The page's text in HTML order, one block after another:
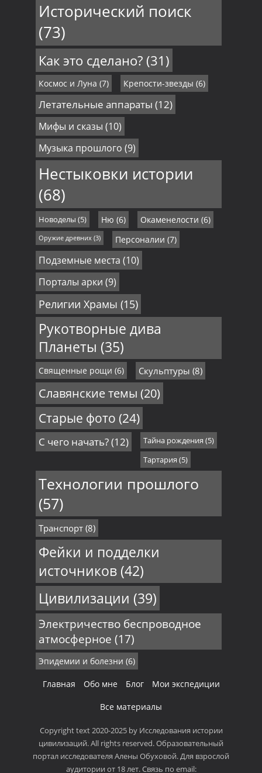
Исторический поиск
(73)
Как это сделано?(31)
Космос и Луна (7) Крепости-звезды (6)
Летательные аппараты (12)
Мифы и сказы (10)
Музыка прошлого (9)
Нестыковки истории
(68)
Новоделы (5) Ню (6) Окаменелости (6)
Оружие древних(3) Персоналии (7)
Подземные места (10)
Порталы арки (9)
Религии Храмы (15)
Рукотворные дива
Планеты (35)
Священные рощи (6) Скульптуры (8)
Славянские темы (20)
Старые фото (24)
С чего начать?(12) Тайна рождения (5)
Тартария (5)
Технологии прошлого
(57)
Транспорт(8)
Фейки и подделки
источников(42)
Цивилизации (39)
Электричество беспроводное
атмосферное (17)
Эпидемии и болезни (6)
Главная Обо мне Блог Мои экспедиции
Все материалы
Copyright text 2020-2025 by Исследования истории
цивилизаций. All rights reserved. Образовательный
портал исследователя Алены Обуховой. Для взрослой
аудитории от 18 лет. Связь по email: